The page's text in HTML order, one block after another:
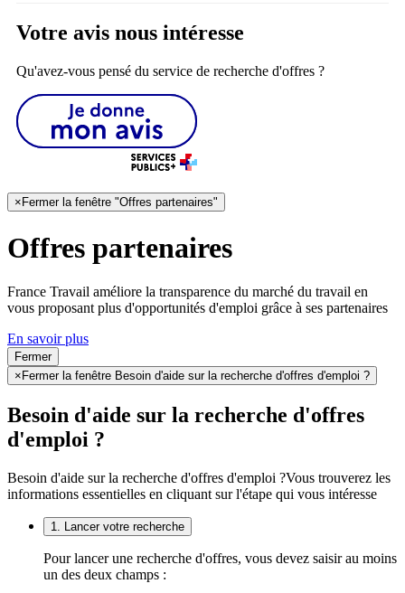
Votre avis nous intéresse
Qu'avez-vous pensé du service de recherche d'offres ?
× Fermer la fenêtre "Offres partenaires"
Offres partenaires
France Travail améliore la transparence du marché du travail en
vous proposant plus d'opportunités d'emploi grâce à ses partenaires
En savoir plus
Fermer
× Fermer la fenêtre Besoin d'aide sur la recherche d'offres d'emploi ?
Besoin d'aide sur la recherche d'offres
d'emploi ?
Besoin d'aide sur la recherche d'offres d'emploi ?Vous trouverez les
informations essentielles en cliquant sur l'étape qui vous intéresse
1. Lancer votre recherche
Pour lancer une recherche d'offres, vous devez saisir au moins
un des deux champs :